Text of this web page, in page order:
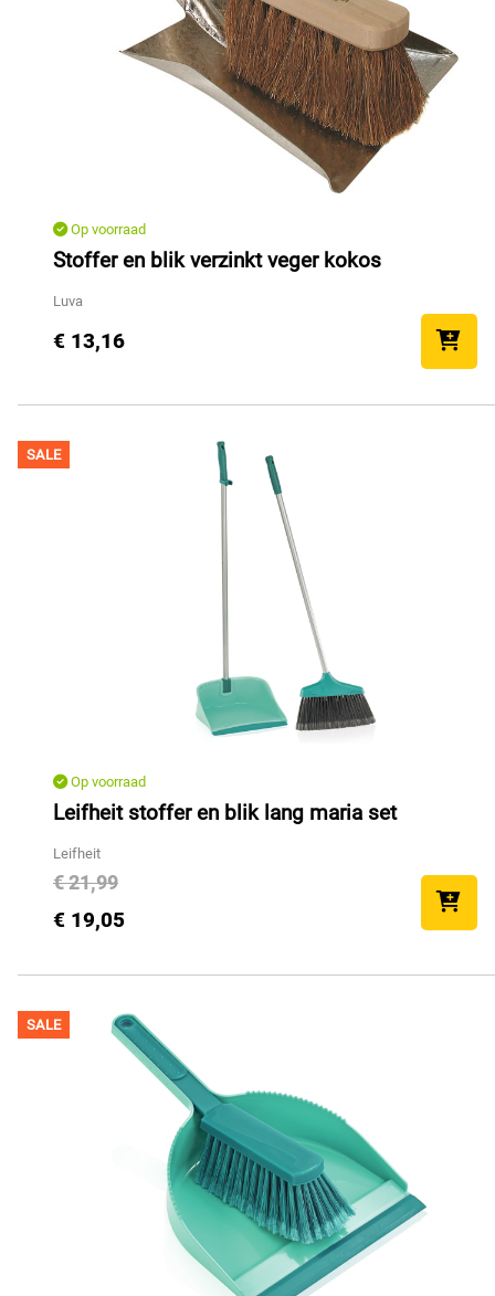
Op voorraad
Stoffer en blik verzinkt veger kokos
Luva
€ 13,16
SALE
Op voorraad
Leifheit stoffer en blik lang maria set
Leifheit
€ 21,99
€ 19,05
SALE